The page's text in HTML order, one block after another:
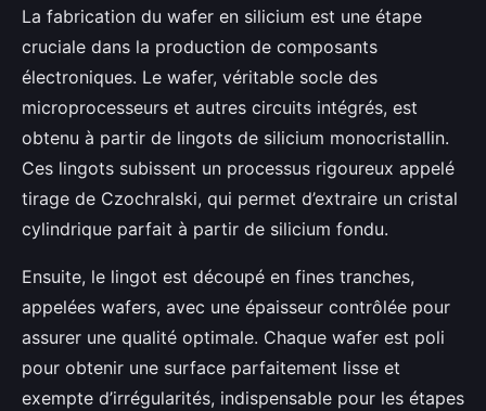
La fabrication du wafer en silicium est une étape
cruciale dans la production de composants
électroniques. Le wafer, véritable socle des
microprocesseurs et autres circuits intégrés, est
obtenu à partir de lingots de silicium monocristallin.
Ces lingots subissent un processus rigoureux appelé
tirage de Czochralski, qui permet d’extraire un cristal
cylindrique parfait à partir de silicium fondu.
Ensuite, le lingot est découpé en fines tranches,
appelées wafers, avec une épaisseur contrôlée pour
assurer une qualité optimale. Chaque wafer est poli
pour obtenir une surface parfaitement lisse et
exempte d’irrégularités, indispensable pour les étapes